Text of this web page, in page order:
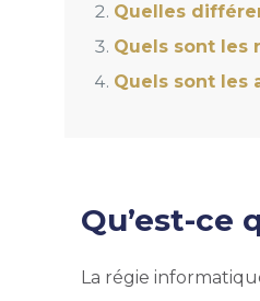
Quelles
Quels sont les
Quels sont les
Qu’est-ce
La régie